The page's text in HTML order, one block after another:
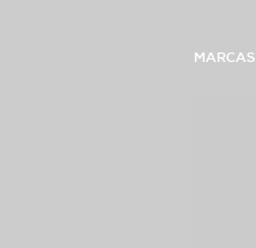
MARCAS